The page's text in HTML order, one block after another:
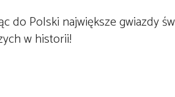
do Polski największe gwiazdy
w historii!